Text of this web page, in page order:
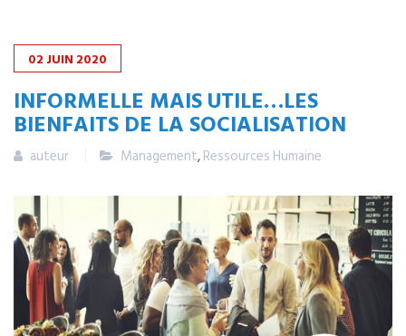
02 JUIN 2020
INFORMELLE MAIS UTILE…LES
BIENFAITS DE LA SOCIALISATION
auteur Management,Ressources Humaine